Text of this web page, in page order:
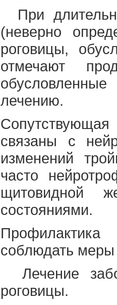
При
(неверно
роговицы,
отмечают
лечению.
связаны с
изменений
часто
щитовидной
состояниями.
Профилактика
соблюдать меры
Лечение
роговицы.